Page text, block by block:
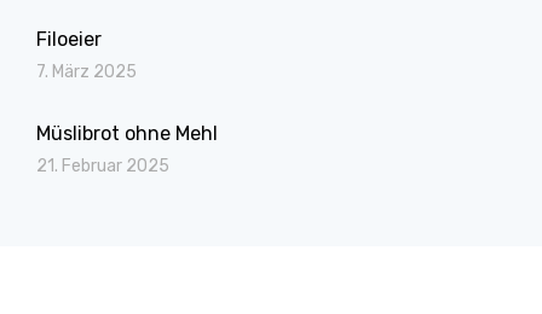
Filoeier
7. März 2025
Müslibrot ohne Mehl
21. Februar 2025